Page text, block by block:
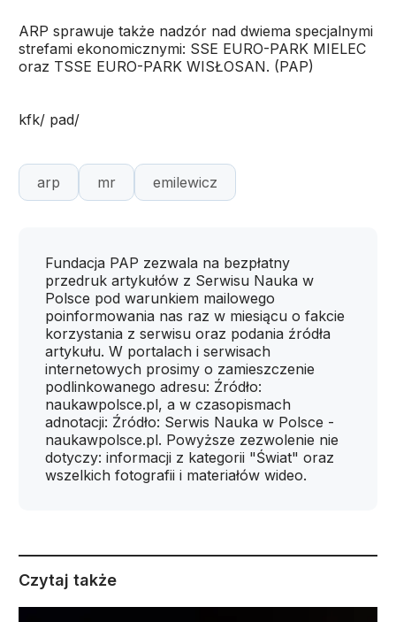
ARP sprawuje także nadzór nad dwiema specjalnymi
strefami ekonomicznymi: SSE EURO-PARK MIELEC
oraz TSSE EURO-PARK WISŁOSAN. (PAP)
kfk/ pad/
arp mr emilewicz
Fundacja PAP zezwala na bezpłatny
przedruk artykułów z Serwisu Nauka w
Polsce pod warunkiem mailowego
poinformowania nas raz w miesiącu o fakcie
korzystania z serwisu oraz podania źródła
artykułu. W portalach i serwisach
internetowych prosimy o zamieszczenie
podlinkowanego adresu: Źródło:
naukawpolsce.pl, a w czasopismach
adnotacji: Źródło: Serwis Nauka w Polsce -
naukawpolsce.pl. Powyższe zezwolenie nie
dotyczy: informacji z kategorii "Świat" oraz
wszelkich fotografii i materiałów wideo.
Czytaj także